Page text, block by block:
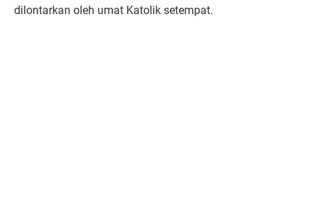
dilontarkan oleh umat Katolik setempat.